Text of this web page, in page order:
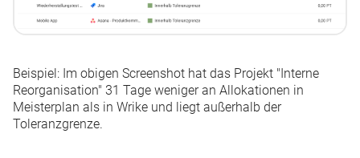
Beispiel: Im obigen Screenshot hat das Projekt "Interne
Reorganisation" 31 Tage weniger an Allokationen in
Meisterplan als in Wrike und liegt außerhalb der
Toleranzgrenze.